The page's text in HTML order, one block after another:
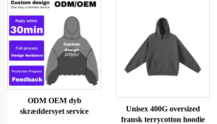
ODM OEM dyb
skræddersyet service
Unisex 400G oversized
fransk terrycotton hoodie